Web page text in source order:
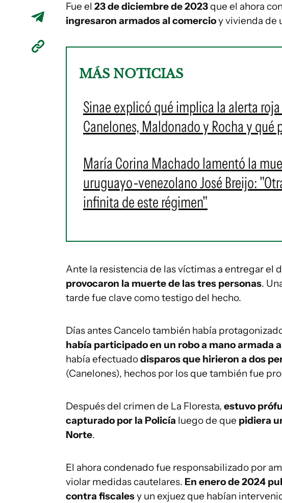
Fue el 23 de diciembre de 2023que el ahora
ingresaron armados al comercioy vivienda de
MÁS NOTICIAS
Sinae explicó qué implica la alerta
Canelones, Maldonado y Rocha y qué
María Corina Machado lamentó la
uruguayo-venezolano José Breijo:
infinita de este régimen"
Ante la resistencia de las víctimas a entregar el
provocaron la muerte de las tres personas.
tarde fue clave como testigo del hecho.
Días antes Cancelo también había
había participado en un robo a mano armada
había efectuadodisparos que hirieron a dos
(Canelones), hechos por los que también fue
Después del crimen de La Floresta, estuvo
capturado por la Policía luego de que pidiera
Norte.
El ahora condenado fue responsabilizado por
violar medidas cautelares. En enero de 2024
contra fiscalesy un exjuez que habían